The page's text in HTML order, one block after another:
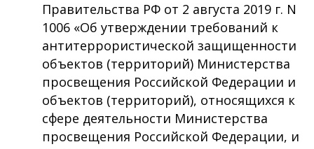
Правительства РФ от 2 августа 2019 г. N
1006 «Об утверждении требований к
антитеррористической защищенности
объектов (территорий) Министерства
просвещения Российской Федерации и
объектов (территорий), относящихся к
сфере деятельности Министерства
просвещения Российской Федерации, и